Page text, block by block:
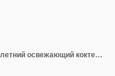
Собака в солнечных очках пьет летний освежающий коктейль на чистом розовом фоне